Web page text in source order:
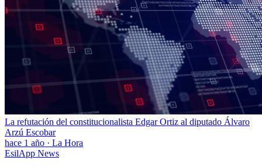
La refutación del constitucionalista Edgar Ortiz al diputado Álvaro
Arzú Escobar
hace 1 año · La Hora
EsilApp News